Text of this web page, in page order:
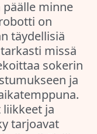
minne
on
täydellisiä
missä
sokerin
ja
ja
tarjoavat